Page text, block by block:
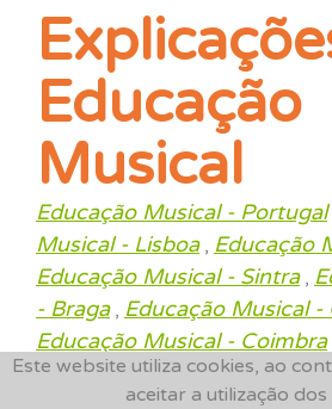
Este website utiliza cookies, ao
aceitar a utilização dos
Educação
Musical
Educação Musical - Portugal
Musical - Lisboa, Educação
Educação Musical - Sintra,
- Braga, Educação Musical -
Educação Musical - Coimbra
Musical - Oeiras,Educação